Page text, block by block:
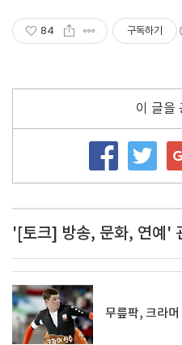
84 구독하기
이 글을
'[토크] 방송, 문화, 연예'
무릎팍, 크라